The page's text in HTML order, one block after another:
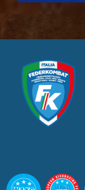
CUSL Spelpaus